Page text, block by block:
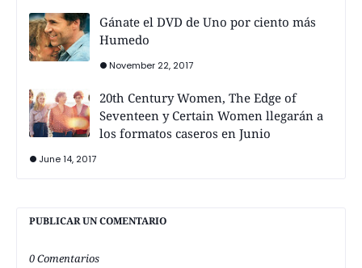
Gánate el DVD de Uno por ciento más
Humedo
November 22, 2017
20th Century Women, The Edge of
Seventeen y Certain Women llegarán a
los formatos caseros en Junio
June 14, 2017
PUBLICAR UN COMENTARIO
0 Comentarios